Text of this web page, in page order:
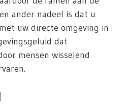
ander nadeel is dat u
uw directe omgeving in
dat
mensen wisselend